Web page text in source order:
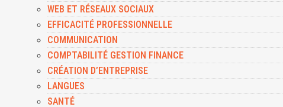
WEB ET RÉSEAUX SOCIAUX
EFFICACITÉ PROFESSIONNELLE
COMMUNICATION
COMPTABILITÉ GESTION FINANCE
CRÉATION D’ENTREPRISE
LANGUES
SANTÉ